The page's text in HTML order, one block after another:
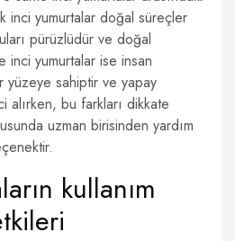
inci yumurtalar doğal süreçler
pürüzlüdür ve doğal
inci yumurtalar ise insan
yüzeye sahiptir ve yapay
alırken, bu farkları dikkate
uzman birisinden yardım
kullanım